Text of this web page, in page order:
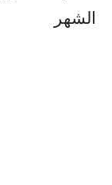
الشهر